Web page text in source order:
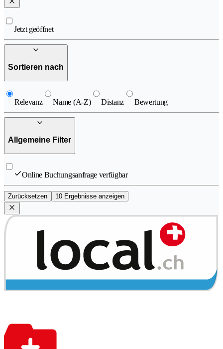
Jetzt geöffnet
Sortieren nach
Relevanz Name (A-Z) Distanz Bewertung
Allgemeine Filter
Online Buchungsanfrage verfügbar
Zurücksetzen 10 Ergebnisse anzeigen